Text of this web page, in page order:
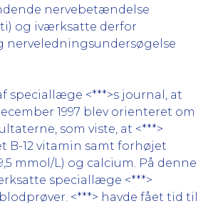
nervebetændelse
og iværksatte derfor
nerveledningsundersøgelse
speciallæge <***>s journal, at
1997 blev orienteret om
som viste, at <***>
B-12 vitamin samt forhøjet
mmol/L) og calcium. På denne
speciallæge <***>
<***> havde fået tid til